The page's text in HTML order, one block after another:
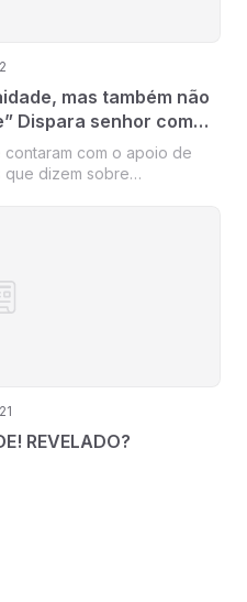
mas também não
Dispara senhor com
contaram com o apoio de
dizem sobre
REVELADO?